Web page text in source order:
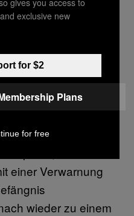
Ermittlern in
Ihre Mutter
dass die Familie
mit einem solchen
könne und es für
er verschwindet.
ist, dass er 1962
Familie zu
zu dem ein
einer Verwarnung
wieder zu einem
exclusive new
for $2
Plans
for free